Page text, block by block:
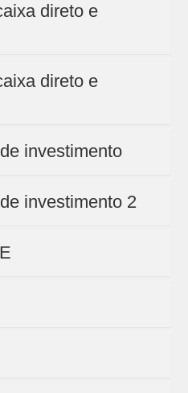
direto e
direto e
investimento
investimento 2